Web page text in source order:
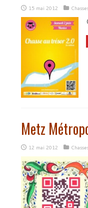
15 mai 2012
Metz
12 mai 2012